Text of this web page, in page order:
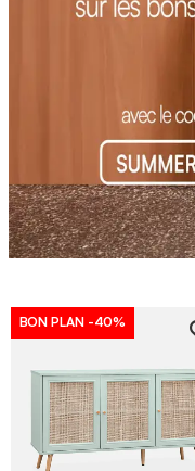
BON PLAN -40%